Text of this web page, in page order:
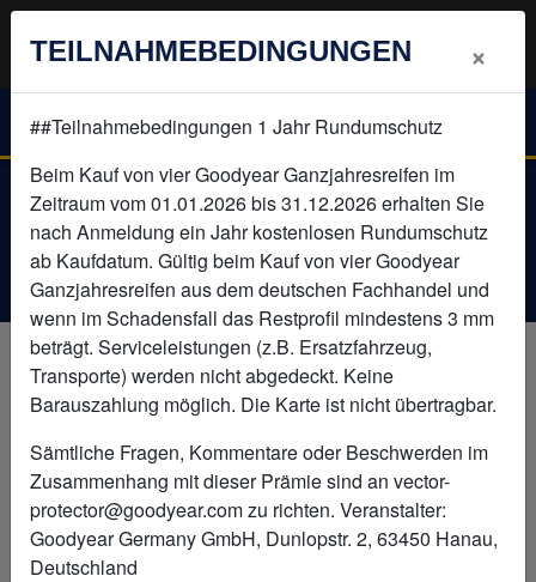
+49 (0) 6181-68 2000(Mo-Fr 09:00 - 17:00 Uhr)
TEILNAHMEBEDINGUNGEN ×
##Teilnahmebedingungen 1 Jahr Rundumschutz
Beim Kauf von vier Goodyear Ganzjahresreifen im
Zeitraum vom 01.01.2026 bis 31.12.2026 erhalten Sie
nach Anmeldung ein Jahr kostenlosen Rundumschutz
ab Kaufdatum. Gültig beim Kauf von vier Goodyear
Ganzjahresreifen aus dem deutschen Fachhandel und
wenn im Schadensfall das Restprofil mindestens 3 mm
beträgt. Serviceleistungen (z.B. Ersatzfahrzeug,
Transporte) werden nicht abgedeckt. Keine
Barauszahlung möglich. Die Karte ist nicht übertragbar.
Sämtliche Fragen, Kommentare oder Beschwerden im
Zusammenhang mit dieser Prämie sind an vector-
protector@goodyear.com zu richten. Veranstalter:
Goodyear Germany GmbH, Dunlopstr. 2, 63450 Hanau,
Deutschland